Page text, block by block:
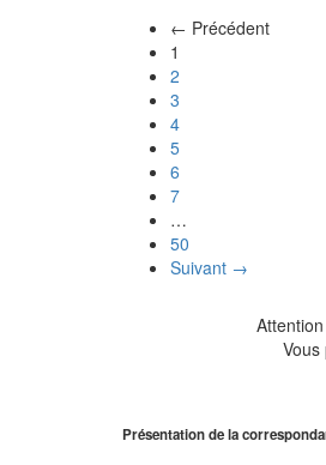
← Précédent
1
2
3
4
5
6
7
…
50
Suivant →
Présentation de la